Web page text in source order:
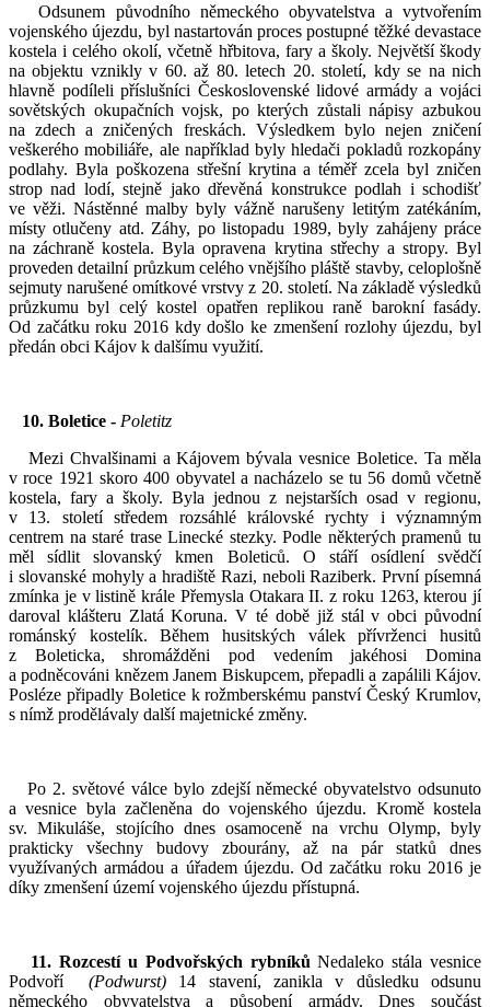
Odsunem původního německého obyvatelstva a vytvořením
vojenského újezdu, byl nastartován proces postupné těžké devastace
kostela i celého okolí, včetně hřbitova, fary a školy. Největší škody
na objektu vznikly v 60. až 80. letech 20. století, kdy se na nich
hlavně podíleli příslušníci Československé lidové armády a vojáci
sovětských okupačních vojsk, po kterých zůstali nápisy azbukou
na zdech a zničených freskách. Výsledkem bylo nejen zničení
veškerého mobiliáře, ale například byly hledači pokladů rozkopány
podlahy. Byla poškozena střešní krytina a téměř zcela byl zničen
strop nad lodí, stejně jako dřevěná konstrukce podlah i schodišť
ve věži. Nástěnné malby byly vážně narušeny letitým zatékáním,
místy otlučeny atd. Záhy, po listopadu 1989, byly zahájeny práce
na záchraně kostela. Byla opravena krytina střechy a stropy. Byl
proveden detailní průzkum celého vnějšího pláště stavby, celoplošně
sejmuty narušené omítkové vrstvy z 20. století. Na základě výsledků
průzkumu byl celý kostel opatřen replikou raně barokní fasády.
Od začátku roku 2016 kdy došlo ke zmenšení rozlohy újezdu, byl
předán obci Kájov k dalšímu využití.
10. Boletice - Poletitz
Mezi Chvalšinami a Kájovem bývala vesnice Boletice. Ta měla
v roce 1921 skoro 400 obyvatel a nacházelo se tu 56 domů včetně
kostela, fary a školy. Byla jednou z nejstarších osad v regionu,
v 13. století středem rozsáhlé královské rychty i významným
centrem na staré trase Linecké stezky. Podle některých pramenů tu
měl sídlit slovanský kmen Boleticů. O stáří osídlení svědčí
i slovanské mohyly a hradiště Razi, neboli Raziberk. První písemná
zmínka je v listině krále Přemysla Otakara II. z roku 1263, kterou jí
daroval klášteru Zlatá Koruna. V té době již stál v obci původní
románský kostelík. Během husitských válek přívrženci husitů
z Boleticka, shromážděni pod vedením jakéhosi Domina
a podněcováni knězem Janem Biskupcem, přepadli a zapálili Kájov.
Posléze připadly Boletice k rožmberskému panství Český Krumlov,
s nímž prodělávaly další majetnické změny.
Po 2. světové válce bylo zdejší německé obyvatelstvo odsunuto
a vesnice byla začleněna do vojenského újezdu. Kromě kostela
sv. Mikuláše, stojícího dnes osamoceně na vrchu Olymp, byly
prakticky všechny budovy zbourány, až na pár statků dnes
využívaných armádou a úřadem újezdu. Od začátku roku 2016 je
díky zmenšení území vojenského újezdu přístupná.
11. Rozcestí u Podvořských rybníků Nedaleko stála vesnice
Podvoří (Podwurst) 14 stavení, zanikla v důsledku odsunu
německého obyvatelstva a působení armády. Dnes součást